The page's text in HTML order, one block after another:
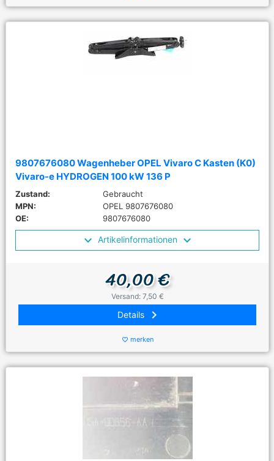
9807676080 Wagenheber OPEL Vivaro C Kasten (K0)
Vivaro-e HYDROGEN 100 kW 136 P
Zustand:
Gebraucht
MPN:
OPEL 9807676080
OE:
9807676080
Artikelinformationen
40,00 €
Versand: 7,50 €
Details keyboard_arrow_right
favorite_border merken